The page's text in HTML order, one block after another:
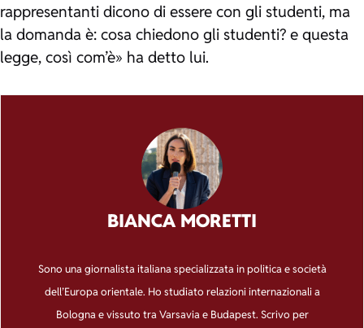
rappresentanti dicono di essere con gli studenti, ma
la domanda è: cosa chiedono gli studenti? e questa
legge, così com’è» ha detto lui.
BIANCA MORETTI
Sono una giornalista italiana specializzata in politica e società
dell’Europa orientale. Ho studiato relazioni internazionali a
Bologna e vissuto tra Varsavia e Budapest. Scrivo per